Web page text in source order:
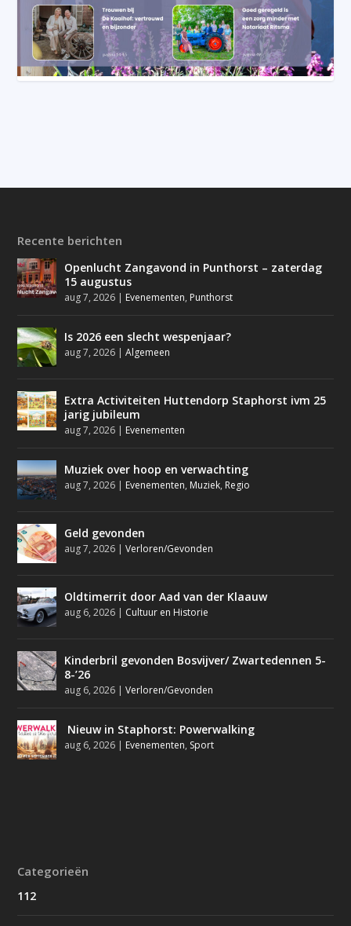
Recente berichten
Openlucht Zangavond in Punthorst – zaterdag
15 augustus
aug 7, 2026 | Evenementen, Punthorst
Is 2026 een slecht wespenjaar?
aug 7, 2026 |Algemeen
Extra Activiteiten Huttendorp Staphorst ivm 25
jarig jubileum
aug 7, 2026 | Evenementen
Muziek over hoop en verwachting
aug 7, 2026 | Evenementen, Muziek, Regio
Geld gevonden
aug 7, 2026 |Verloren/Gevonden
Oldtimerrit door Aad van der Klaauw
aug 6, 2026 | Cultuur en Historie
Kinderbril gevonden Bosvijver/ Zwartedennen 5-
8-’26
aug 6, 2026 |Verloren/Gevonden
Nieuw in Staphorst: Powerwalking
aug 6, 2026 | Evenementen, Sport
Categorieën
112